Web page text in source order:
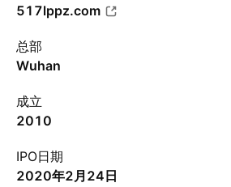
517lppz.com
总部
Wuhan
成立
2010
IPO日期
2020年2月24日